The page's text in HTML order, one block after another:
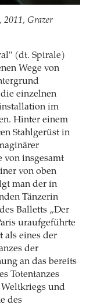
2011, Grazer
(dt. Spirale)
Wege von
einzelnen
im
Hinter einem
Stahlgerüst in
von insgesamt
von oben
man der in
Tänzerin
Balletts „Der
uraufgeführte
als eines der
der
an das bereits
Totentanzes
Weltkriegs und
des